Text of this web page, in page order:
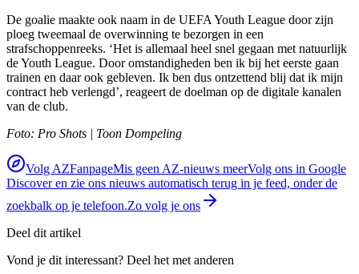
De goalie maakte ook naam in de UEFA Youth League door zijn
ploeg tweemaal de overwinning te bezorgen in een
strafschoppenreeks. ‘Het is allemaal heel snel gegaan met natuurlijk
de Youth League. Door omstandigheden ben ik bij het eerste gaan
trainen en daar ook gebleven. Ik ben dus ontzettend blij dat ik mijn
contract heb verlengd’, reageert de doelman op de digitale kanalen
van de club.
Foto: Pro Shots | Toon Dompeling
Volg AZFanpageMis geen AZ-nieuws meerVolg ons in Google
Discover en zie ons nieuws automatisch terug in je feed, onder de
zoekbalk op je telefoon.Zo volg je ons
Deel dit artikel
Vond je dit interessant? Deel het met anderen